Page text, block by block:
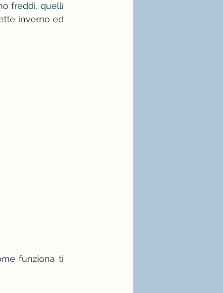
freddi, quelli
inverno
funziona ti